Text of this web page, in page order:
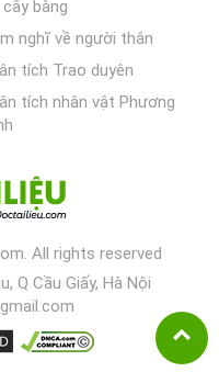
cây bàng
nghĩ về người thân
tích Trao duyên
tích nhân vật Phương
All rights reserved
Q Cầu Giấy, Hà Nội